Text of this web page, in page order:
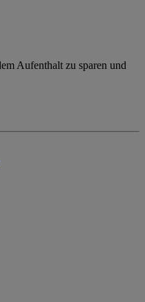
Aufenthalt zu sparen und